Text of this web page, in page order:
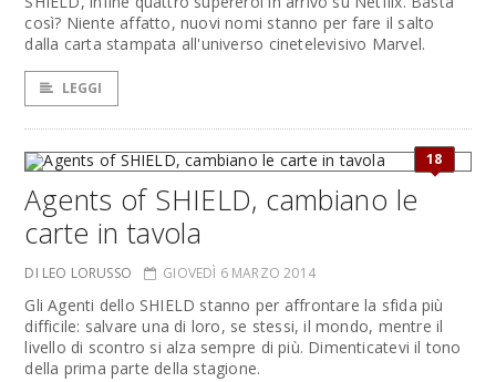
così? Niente affatto, nuovi nomi stanno per fare il salto
dalla carta stampata all'universo cinetelevisivo Marvel.
LEGGI
18
Agents of SHIELD, cambiano le
carte in tavola
DI LEO LORUSSO GIOVEDÌ 6 MARZO 2014
Gli Agenti dello SHIELD stanno per affrontare la sfida più
difficile: salvare una di loro, se stessi, il mondo, mentre il
livello di scontro si alza sempre di più. Dimenticatevi il tono
della prima parte della stagione.